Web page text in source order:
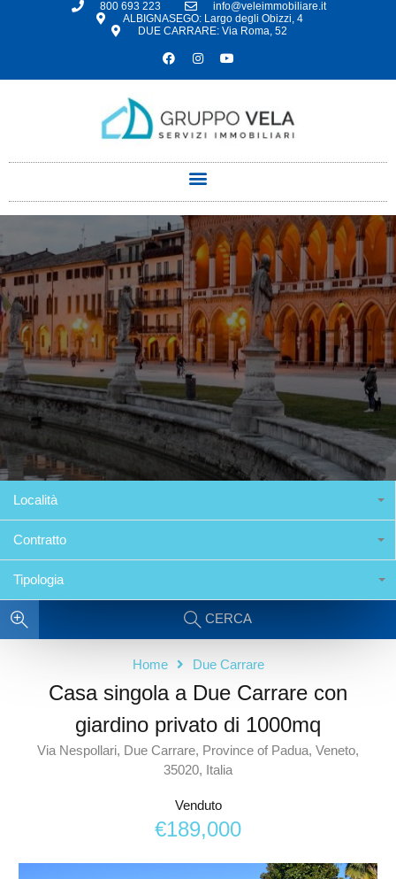
800 693 223
info@veleimmobiliare.it
ALBIGNASEGO: Largo degli Obizzi, 4
DUE CARRARE: Via Roma, 52
Località
Contratto
Tipologia
CERCA
Home Due Carrare
Casa singola a Due Carrare con
giardino privato di 1000mq
Via Nespollari, Due Carrare, Province of Padua, Veneto,
35020, Italia
Venduto
€189,000